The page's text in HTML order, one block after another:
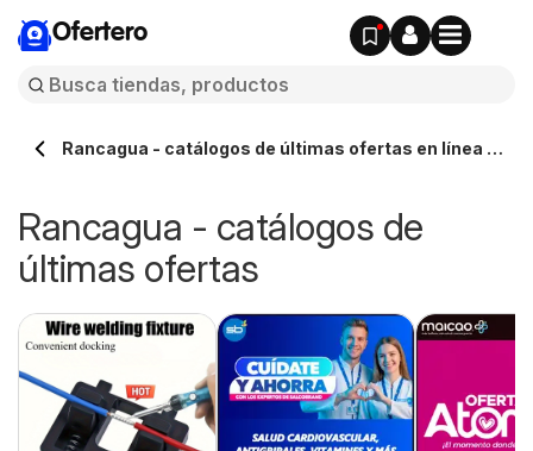
Ofertero
Rancagua - catálogos de últimas ofertas en línea -
Rancagua - catálogos de
últimas ofertas